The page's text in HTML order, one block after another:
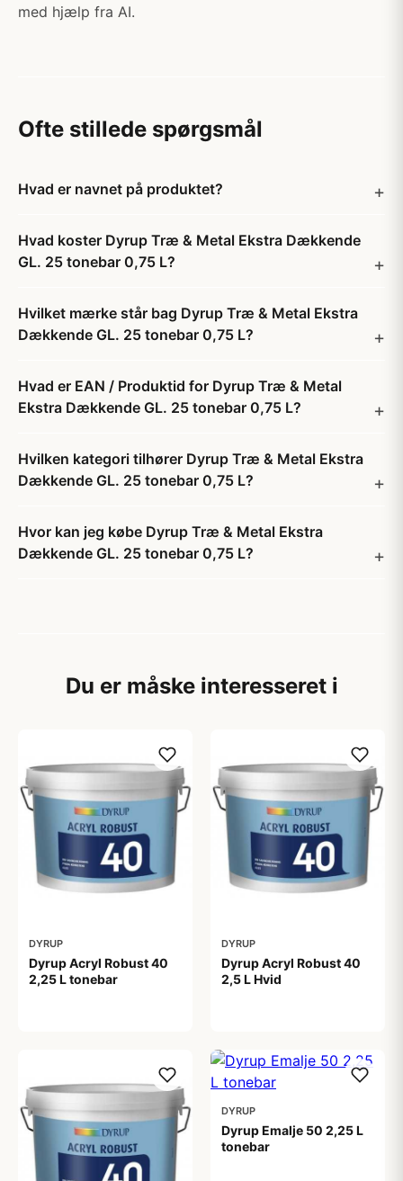
med hjælp fra AI.
Ofte stillede spørgsmål
Hvad er navnet på produktet?
Hvad koster Dyrup Træ & Metal Ekstra Dækkende
GL. 25 tonebar 0,75 L?
Hvilket mærke står bag Dyrup Træ & Metal Ekstra
Dækkende GL. 25 tonebar 0,75 L?
Hvad er EAN / Produktid for Dyrup Træ & Metal
Ekstra Dækkende GL. 25 tonebar 0,75 L?
Hvilken kategori tilhører Dyrup Træ & Metal Ekstra
Dækkende GL. 25 tonebar 0,75 L?
Hvor kan jeg købe Dyrup Træ & Metal Ekstra
Dækkende GL. 25 tonebar 0,75 L?
Du er måske interesseret i
DYRUP
Dyrup Acryl Robust 40
2,25 L tonebar
DYRUP
Dyrup Acryl Robust 40
2,5 L Hvid
DYRUP
Dyrup Emalje 50 2,25 L
tonebar